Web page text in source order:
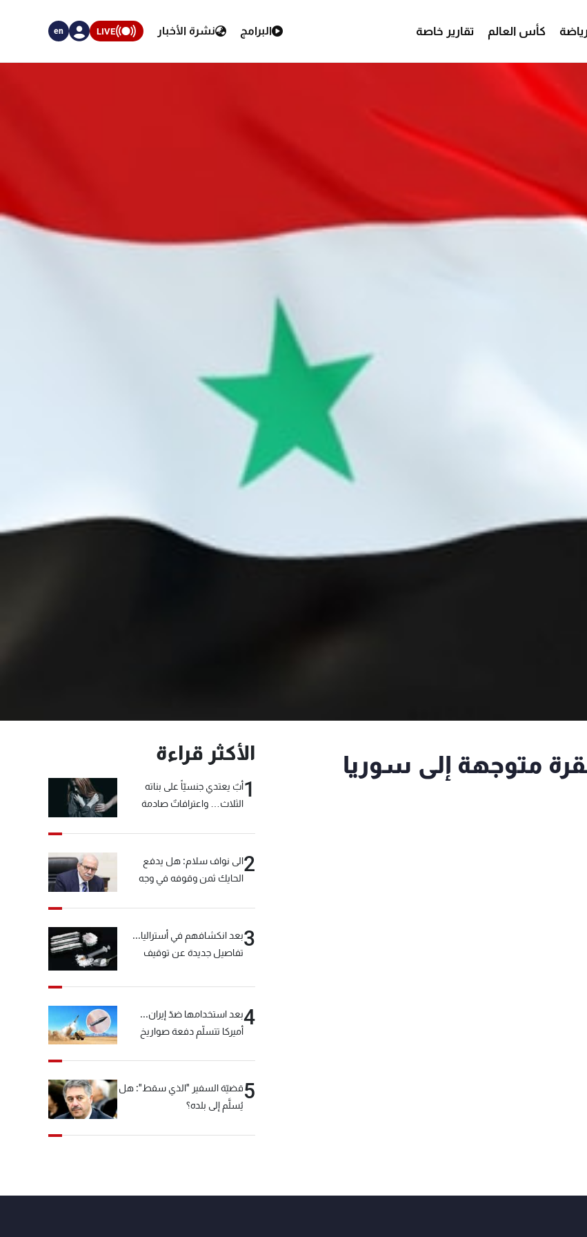
رياضة كأس العالم تقارير خاصة البرامج نشرة الأخبار LIVE
en
متوجهة إلى سوريا
الأكثر قراءة
1أبٌ يعتدي جنسيّاً على بناته
الثلاث… واعترافاتٌ صادمة
2الى نواف سلام: هل يدفع
الحايك ثمن وقوفه في وجه
3بعد انكشافهم في أستراليا...
تفاصيل جديدة عن توقيف
4بعد استخدامها ضدّ إيران...
أميركا تتسلّم دفعة صواريخ
5قضيّة السفير "الذي سقط": هل
يُسلَّم إلى بلده؟